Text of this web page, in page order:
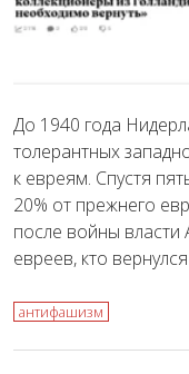
До 1940 года
толерантных
к евреям. Спустя
20% от прежнего
после войны власти
евреев, кто
антифашизм